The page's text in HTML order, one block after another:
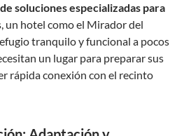
soluciones especializadas para
un hotel como el Mirador del
tranquilo y funcional a pocos
un lugar para preparar sus
rápida conexión con el recinto